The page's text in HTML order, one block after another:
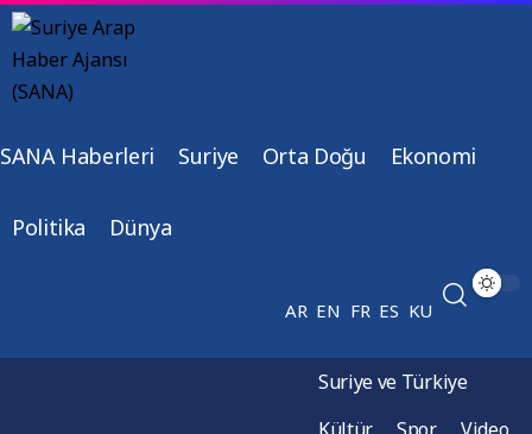
SANA Haberleri Suriye Orta Doğu Ekonomi
Politika Dünya
AR EN FR ES KU
Suriye ve Türkiye